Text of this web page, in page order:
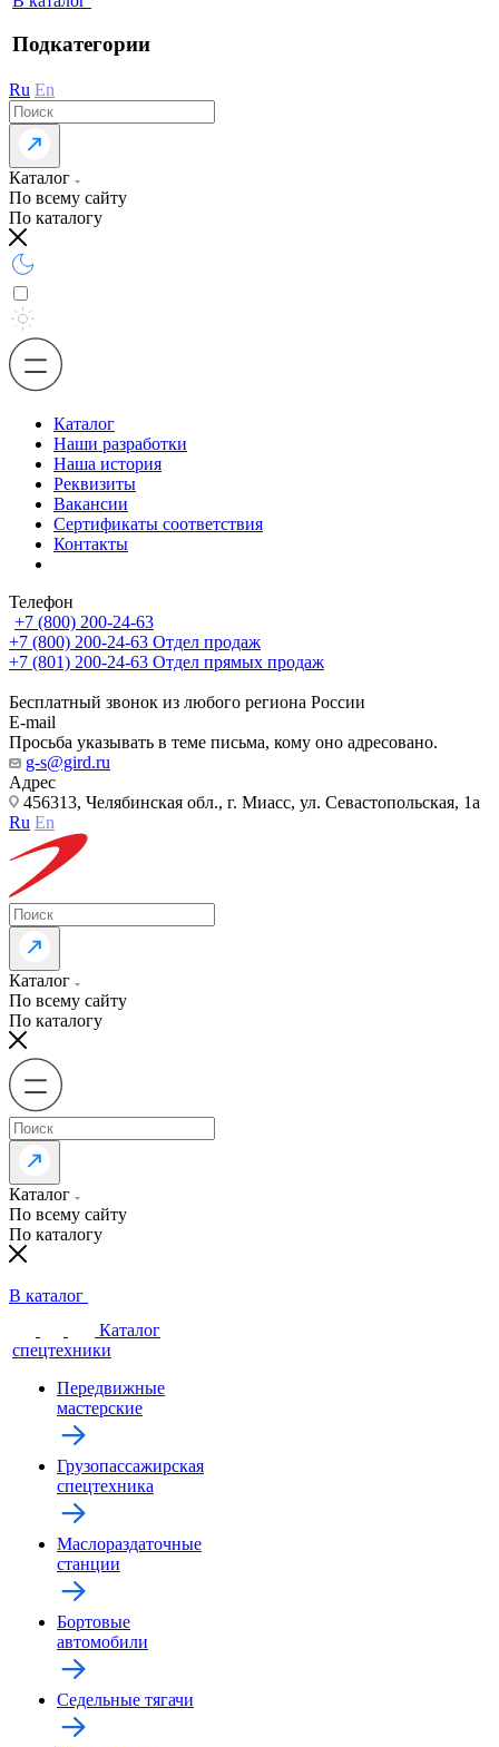
Подкатегории
Ru En
Каталог
По всему сайту
По каталогу
Каталог
Наши разработки
Наша история
Реквизиты
Вакансии
Сертификаты соответствия
Контакты
Телефон
+7 (800) 200-24-63
+7 (800) 200-24-63 Отдел продаж
+7 (801) 200-24-63 Отдел прямых продаж
Бесплатный звонок из любого региона России
E-mail
Просьба указывать в теме письма, кому оно адресовано.
g-s@gird.ru
Адрес
456313, Челябинская обл., г. Миасс, ул. Севастопольская, 1а
Ru En
Каталог
По всему сайту
По каталогу
Каталог
По всему сайту
По каталогу
В каталог
Каталог
спецтехники
Передвижные
мастерские
Грузопассажирская
спецтехника
Маслораздаточные
станции
Бортовые
автомобили
Седельные тягачи